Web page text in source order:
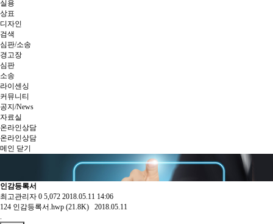
실용
상표
디자인
검색
심판/소송
경고장
심판
소송
라이센싱
커뮤니티
공지/News
자료실
온라인상담
온라인상담
메인 닫기
인감등록서
최고관리자 0 5,072 2018.05.11 14:06
124 인감등록서.hwp (21.8K)
2018.05.11